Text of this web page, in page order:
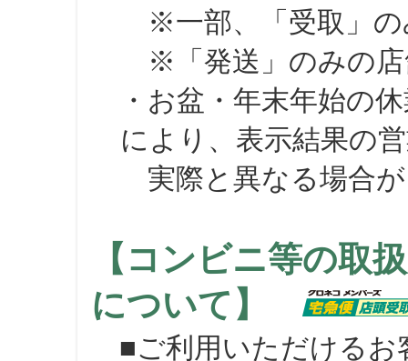
※一部、「受取」の
※「発送」のみの店
・お盆・年末年始の
により、表示結果の
実際と異なる場合が
【コンビニ等の取
について】
■ご利用いただけるお